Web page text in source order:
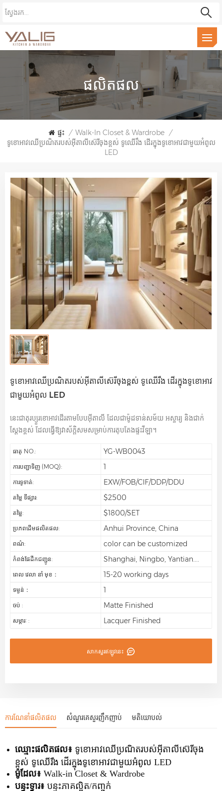
ផលិតផល
ផ្ទះ / Walk-In Closet & Wardrobe /
ទូខោអាវឈើប្រណិតរបស់អ៊ីតាលីស៊េរីចុងខ្ពស់ ទូឈើរឹង ដើរក្នុងទូខោអាវជាមួយអំពូល
LED
ទូខោអាវឈើប្រណិតរបស់អ៊ីតាលីស៊េរីចុងខ្ពស់ ទូឈើរឹង ដើរក្នុងទូខោអាវ
ជាមួយអំពូល LED
នេះជាតុរប្យួរខោអាវដើរតាមបែបអ៊ីតាលី ដែលជាម៉ូដទាន់សម័យ អស្ចារ្យ និងជាក់
ស្តែងខ្ពស់ ដែលធ្វើឱ្យវាស័ក្តិសមសម្រាប់ការតុបតែងផ្ទះវីឡា។
ធាតុ NO.: YG-WB0043
ការបញ្ជាទិញ (MOQ): 1
ការទូទាត់: EXW/FOB/CIF/DDP/DDU
តម្លៃ ទីផ្សារ: $2500
តម្លៃ: $1800/SET
ប្រភពដើមផលិតផល: Anhui Province, China
ពណ៌: color can be customized
កំពង់ផែដឹកជញ្ជូន: Shanghai, Ningbo, Yantian....
ពេល វេលា នាំ មុខ： 15-20 working days
ទម្ងន់： 1
ចប់ : Matte Finished
សម្ភារៈ : Lacquer Finished
សាកសួរឥឡូវនេះ
ការណែនាំផលិតផល សំណួរគេសួរញឹកញាប់ មតិយោបល់
ឈ្មោះផលិតផល៖ ទូខោអាវឈើប្រណិតរបស់អ៊ីតាលីស៊េរីចុង
ខ្ពស់ ទូឈើរឹង ដើរក្នុងទូខោអាវជាមួយអំពូល LED
ម៉ូដែល៖ Walk-in Closet & Wardrobe
បន្ទះទ្វារ៖ បន្ទះភាគល្អិត/កញ្ចក់